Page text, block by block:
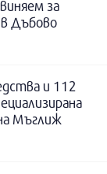
за
Дъбово
и 112
Мъглиж